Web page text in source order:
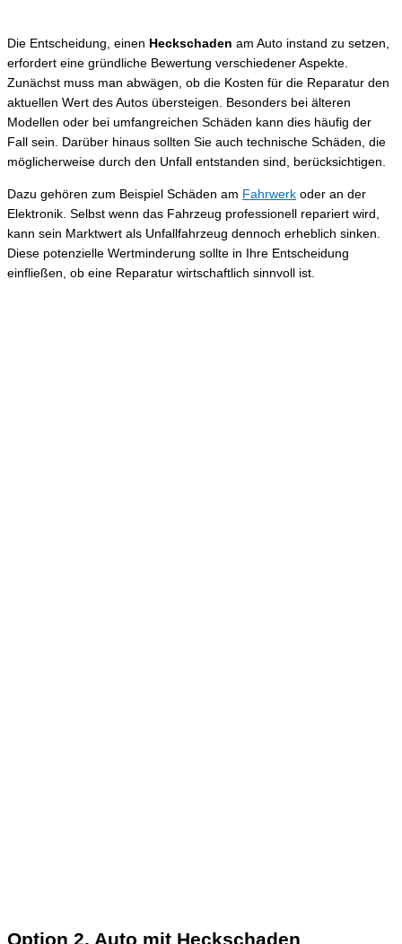
Die Entscheidung, einen Heckschaden am Auto instand zu setzen,
erfordert eine gründliche Bewertung verschiedener Aspekte.
Zunächst muss man abwägen, ob die Kosten für die Reparatur den
aktuellen Wert des Autos übersteigen. Besonders bei älteren
Modellen oder bei umfangreichen Schäden kann dies häufig der
Fall sein. Darüber hinaus sollten Sie auch technische Schäden, die
möglicherweise durch den Unfall entstanden sind, berücksichtigen.
Dazu gehören zum Beispiel Schäden am Fahrwerk oder an der
Elektronik. Selbst wenn das Fahrzeug professionell repariert wird,
kann sein Marktwert als Unfallfahrzeug dennoch erheblich sinken.
Diese potenzielle Wertminderung sollte in Ihre Entscheidung
einfließen, ob eine Reparatur wirtschaftlich sinnvoll ist.
Option 2. Auto mit Heckschaden